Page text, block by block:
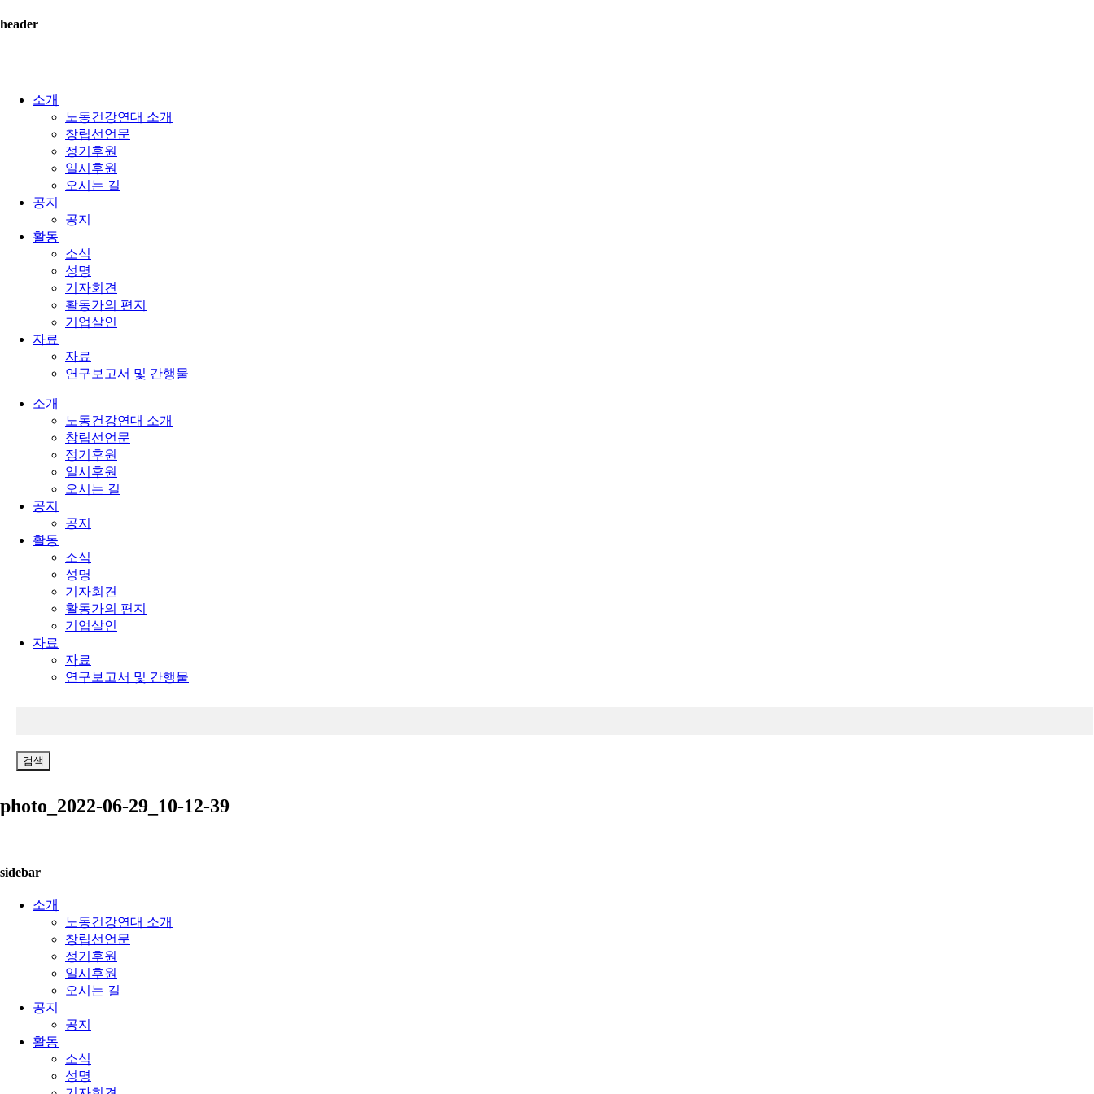
header
소개
노동건강연대 소개
창립선언문
정기후원
일시후원
오시는 길
공지
공지
활동
소식
성명
기자회견
활동가의 편지
기업살인
자료
자료
연구보고서 및 간행물
소개
노동건강연대 소개
창립선언문
정기후원
일시후원
오시는 길
공지
공지
활동
소식
성명
기자회견
활동가의 편지
기업살인
자료
자료
연구보고서 및 간행물
을
검
photo_2022-06-29_10-12-39
sidebar
소개
노동건강연대 소개
창립선언문
정기후원
일시후원
오시는 길
공지
공지
활동
소식
성명